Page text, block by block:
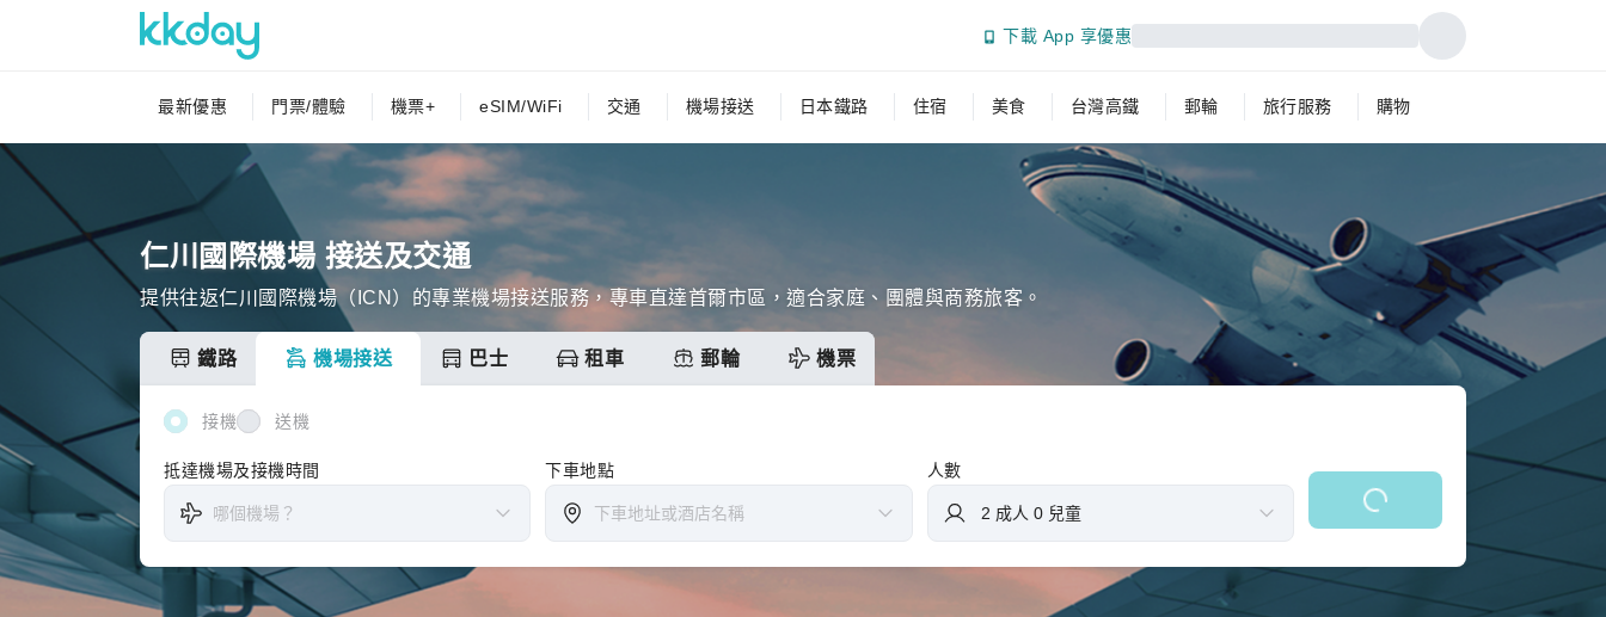
下載 App 享優惠
最新優惠 門票/體驗 機票+ eSIM/WiFi 交通 機場接送 日本鐵路 住宿 美食 台灣高鐵 郵輪 旅行服務 購物
仁川國際機場 接送及交通
提供往返仁川國際機場（ICN）的專業機場接送服務，專車直達首爾市區，適合家庭、團體與商務旅客。
鐵路 機場接送 巴士 租車 郵輪 機票
接機 送機
抵達機場及接機時間 下車地點 人數